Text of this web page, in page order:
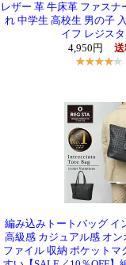
レザー 革 牛床革 ファスナ
れ 中学生 高校生 男の子
イフ レジス
4,950円
編み込みトートバッグ イ
高級感 カジュアル感 オ
ファイル 収納 ポケットマ